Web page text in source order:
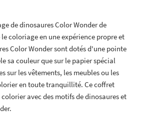
de dinosaures Color Wonder de
coloriage en une expérience propre et
Color Wonder sont dotés d'une pointe
sa couleur que sur le papier spécial
sur les vêtements, les meubles ou les
en toute tranquillité. Ce coffret
avec des motifs de dinosaures et